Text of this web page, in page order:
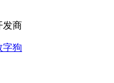
发商
字狗